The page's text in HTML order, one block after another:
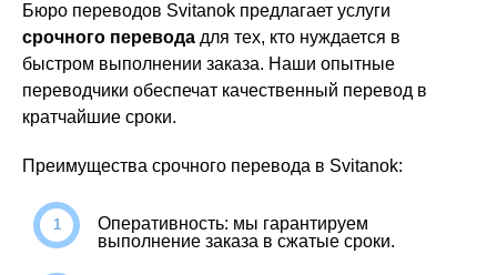
Бюро переводов Svitanok предлагает услуги
срочного перевода для тех, кто нуждается в
быстром выполнении заказа. Наши опытные
переводчики обеспечат качественный перевод в
кратчайшие сроки.
Преимущества срочного перевода в Svitanok:
Оперативность: мы гарантируем
выполнение заказа в сжатые сроки.